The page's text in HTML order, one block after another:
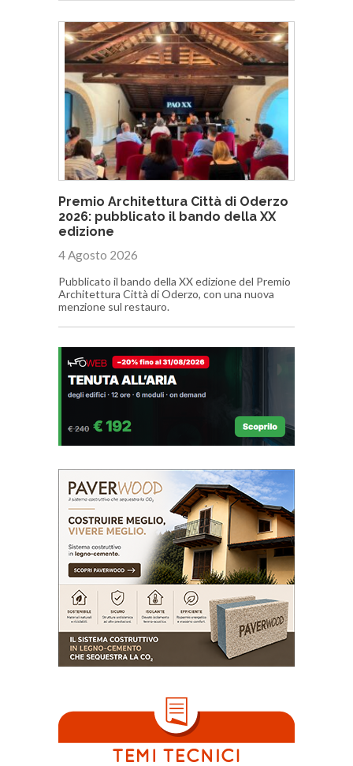
Premio Architettura Città di Oderzo
2026: pubblicato il bando della XX
edizione
4 Agosto 2026
Pubblicato il bando della XX edizione del Premio
Architettura Città di Oderzo, con una nuova
menzione sul restauro.